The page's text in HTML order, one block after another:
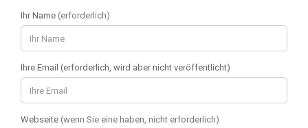
Ihr Name (erforderlich)
Ihre Email (erforderlich, wird aber nicht veröffentlicht)
Webseite (wenn Sie eine haben, nicht erforderlich)